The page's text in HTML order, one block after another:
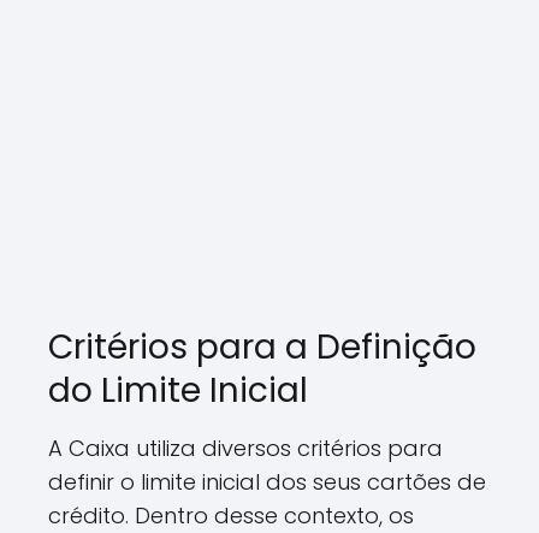
Critérios para a Definição
do Limite Inicial
A Caixa utiliza diversos critérios para
definir o limite inicial dos seus cartões de
crédito. Dentro desse contexto, os